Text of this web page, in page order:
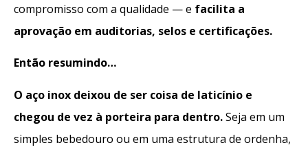
compromisso com a qualidade — e facilita a
aprovação em auditorias, selos e certificações.
Então resumindo…
O aço inox deixou de ser coisa de laticínio e
chegou de vez à porteira para dentro.Seja em um
simples bebedouro ou em uma estrutura de ordenha,